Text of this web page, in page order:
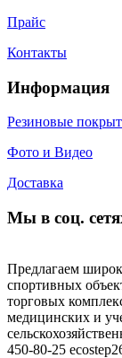
Прайс
Контакты
Информация
Резиновые
Фото и Видео
Доставка
Мы в соц.
Предлагаем
спортивных
торговых
медицинских и
450-80-25